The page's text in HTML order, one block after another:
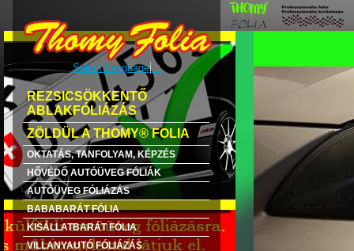
Select Language ▼
REZSICSÖKKENTŐ
ABLAKFÓLIÁZÁS
ZÖLDÜL A THOMY® FOLIA
OKTATÁS, TANFOLYAM, KÉPZÉS
HŐVÉDŐ AUTÓÜVEG FÓLIÁK
AUTÓÜVEG FÓLIÁZÁS
BABABARÁT FÓLIA
KISÁLLATBARÁT FÓLIA
VILLANYAUTÓ FÓLIÁZÁS